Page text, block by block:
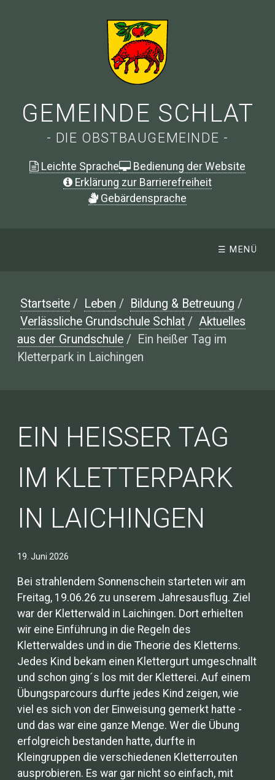
GEMEINDE SCHLAT
- DIE OBSTBAUGEMEINDE -
Leichte Sprache
Bedienung der Website
Erklärung zur Barrierefreiheit
Gebärdensprache
☰ MENÜ
Startseite / Leben / Bildung & Betreuung /
Verlässliche Grundschule Schlat / Aktuelles
aus der Grundschule / Ein heißer Tag im
Kletterpark in Laichingen
EIN HEISSER TAG I
M KLETTERPARK I
N LAICHINGEN
19. Juni 2026
Bei strahlendem Sonnenschein starteten wir am
Freitag, 19.06.26 zu unserem Jahresausflug. Ziel
war der Kletterwald in Laichingen. Dort erhielten
wir eine Einführung in die Regeln des
Kletterwaldes und in die Theorie des Kletterns.
Jedes Kind bekam einen Klettergurt umgeschnallt
und schon ging´s los mit der Kletterei. Auf einem
Übungsparcours durfte jedes Kind zeigen, wie
viel es sich von der Einweisung gemerkt hatte -
und das war eine ganze Menge. Wer die Übung
erfolgreich bestanden hatte, durfte in
Kleingruppen die verschiedenen Kletterrouten
ausprobieren. Es war gar nicht so einfach, mit